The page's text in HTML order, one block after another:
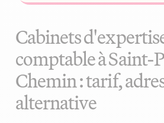
Cabinets
comptable à
Chemin : tarif,
alternative